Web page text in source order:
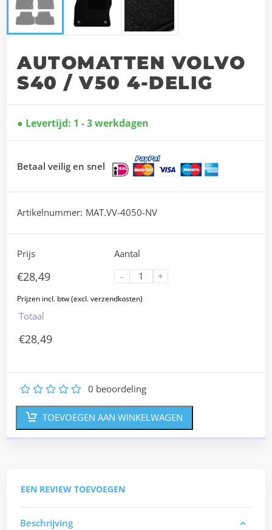
AUTOMATTEN VOLVO
S40 / V50 4-DELIG
Levertijd: 1 - 3 werkdagen
Betaal veilig en snel
Artikelnummer: MAT.VV-4050-NV
Prijs
€28,49
Aantal
-
+
Totaal
€28,49
5
4
3
2 0 beoordeling
TOEVOEGEN AAN WINKELWAGEN
EEN REVIEW TOEVOEGEN
Beschrijving